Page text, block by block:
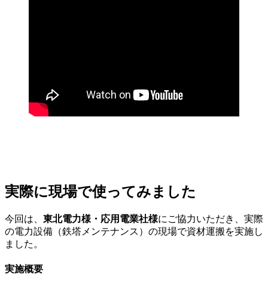
実際に現場で使ってみました
今回は、 東北電力様・応用電業社様にご協力いただき、実際
の電力設備（鉄塔メンテナンス）の現場で資材運搬を実施し
ました。
実施概要